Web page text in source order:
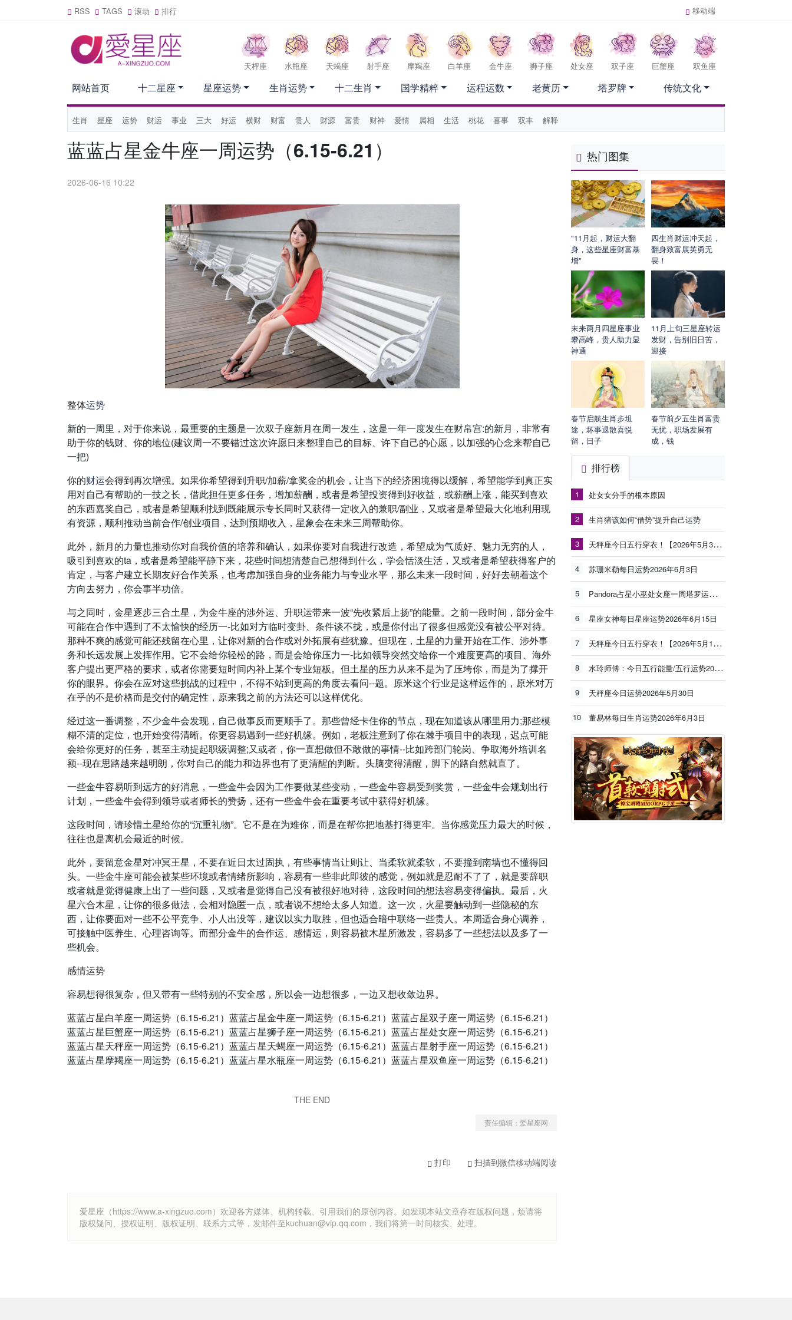
RSS TAGS 滚动 排行 移动端
天枰座 水瓶座 天蝎座 射手座 摩羯座 白羊座 金牛座 狮子座 处女座 双子座 巨蟹座 双鱼座
网站首页
生肖 星座 运势 财运 事业 三大 好运 横财 财富 贵人 财源 富贵 财神 爱情 属相 生活 桃花 喜事 双丰 解释
十二星座 星座运势 生肖运势 十二生肖 国学精粹 运程运数 老黄历 塔罗牌 传统文化
蓝蓝占星金牛座一周运势（6.15-6.21）
2026-06-16 10:22
整体运势
新的一周里，对于你来说，最重要的主题是一次双子座新月在周一发生，这是一年一度发生在财帛宫:的新月，非常有
助于你的钱财、你的地位(建议周一不要错过这次许愿日来整理自己的目标、许下自己的心愿，以加强的心念来帮自己
一把)
你的财运会得到再次增强。如果你希望得到升职/加薪/拿奖金的机会，让当下的经济困境得以缓解，希望能学到真正实
用对自己有帮助的一技之长，借此担任更多任务，增加薪酬，或者是希望投资得到好收益，或薪酬上涨，能买到喜欢
的东西嘉奖自己，或者是希望顺利找到既能展示专长同时又获得一定收入的兼职/副业，又或者是希望最大化地利用现
有资源，顺利推动当前合作/创业项目，达到预期收入，星象会在未来三周帮助你。
此外，新月的力量也推动你对自我价值的培养和确认，如果你要对自我进行改造，希望成为气质好、魅力无穷的人，
吸引到喜欢的ta，或者是希望能平静下来，花些时间想清楚自己想得到什么，学会恬淡生活，又或者是希望获得客户的
肯定，与客户建立长期友好合作关系，也考虑加强自身的业务能力与专业水平，那么未来一段时间，好好去朝着这个
方向去努力，你会事半功倍。
与之同时，金星逐步三合土星，为金牛座的涉外运、升职运带来一波“先收紧后上扬”的能量。之前一段时间，部分金牛
可能在合作中遇到了不太愉快的经历一-比如对方临时变卦、条件谈不拢，或是你付出了很多但感觉没有被公平对待。
那种不爽的感觉可能还残留在心里，让你对新的合作或对外拓展有些犹豫。但现在，土星的力量开始在工作、涉外事
务和长远发展上发挥作用。它不会给你轻松的路，而是会给你压力一-比如领导突然交给你一个难度更高的项目、海外
客户提出更严格的要求，或者你需要短时间内补上某个专业短板。但土星的压力从来不是为了压垮你，而是为了撑开
你的眼界。你会在应对这些挑战的过程中，不得不站到更高的角度去看问--题。原米这个行业是这样运作的，原米对万
在乎的不是价格而是交付的确定性，原来我之前的方法还可以这样优化。
经过这一番调整，不少金牛会发现，自己做事反而更顺手了。那些曾经卡住你的节点，现在知道该从哪里用力;那些模
糊不清的定位，也开始变得清晰。你更容易遇到一些好机缘。例如，老板注意到了你在棘手项目中的表现，迟点可能
会给你更好的任务，甚至主动提起职级调整;又或者，你一直想做但不敢做的事情--比如跨部门轮岗、争取海外培训名
额--现在思路越来越明朗，你对自己的能力和边界也有了更清醒的判断。头脑变得清醒，脚下的路自然就直了。
一些金牛容易听到远方的好消息，一些金牛会因为工作要做某些变动，一些金牛容易受到奖赏，一些金牛会规划出行
计划，一些金牛会得到领导或者师长的赞扬，还有一些金牛会在重要考试中获得好机缘。
这段时间，请珍惜土星给你的“沉重礼物”。它不是在为难你，而是在帮你把地基打得更牢。当你感觉压力最大的时候，
往往也是离机会最近的时候。
此外，要留意金星对冲冥王星，不要在近日太过固执，有些事情当让则让、当柔软就柔软，不要撞到南墙也不懂得回
头。一些金牛座可能会被某些环境或者情绪所影响，容易有一些非此即彼的感觉，例如就是忍耐不了了，就是要辞职
或者就是觉得健康上出了一些问题，又或者是觉得自己没有被很好地对待，这段时间的想法容易变得偏执。最后，火
星六合木星，让你的很多做法，会相对隐匿一点，或者说不想给太多人知道。这一次，火星要触动到一些隐秘的东
西，让你要面对一些不公平竞争、小人出没等，建议以实力取胜，但也适合暗中联络一些贵人。本周适合身心调养，
可接触中医养生、心理咨询等。而部分金牛的合作运、感情运，则容易被木星所激发，容易多了一些想法以及多了一
些机会。
感情运势
容易想得很复杂，但又带有一些特别的不安全感，所以会一边想很多，一边又想收敛边界。
蓝蓝占星白羊座一周运势（6.15-6.21）蓝蓝占星金牛座一周运势（6.15-6.21）蓝蓝占星双子座一周运势（6.15-6.21）
蓝蓝占星巨蟹座一周运势（6.15-6.21）蓝蓝占星狮子座一周运势（6.15-6.21）蓝蓝占星处女座一周运势（6.15-6.21）
蓝蓝占星天秤座一周运势（6.15-6.21）蓝蓝占星天蝎座一周运势（6.15-6.21）蓝蓝占星射手座一周运势（6.15-6.21）
蓝蓝占星摩羯座一周运势（6.15-6.21）蓝蓝占星水瓶座一周运势（6.15-6.21）蓝蓝占星双鱼座一周运势（6.15-6.21）
THE END
责任编辑：爱星座网
打印 扫描到微信移动端阅读
爱星座（https://www.a-xingzuo.com）欢迎各方媒体、机构转载、引用我们的原创内容。如发现本站文章存在版权问题，烦请将
版权疑问、授权证明、版权证明、联系方式等，发邮件至kuchuan@vip.qq.com，我们将第一时间核实、处理。
热门图集
"11月起，财运大翻
身，这些星座财富暴
增"
四生肖财运冲天起，
翻身致富展英勇无
畏！
未来两月四星座事业
攀高峰，贵人助力显
神通
11月上旬三星座转运
发财，告别旧日苦，
迎接
春节启航生肖步坦
途，坏事退散喜悦
留，日子
春节前夕五生肖富贵
无忧，职场发展有
成，钱
排行榜
1 处女女分手的根本原因
2 生肖猪该如何“借势”提升自己运势
3 天秤座今日五行穿衣！【2026年5月30日】
4 苏珊米勒每日运势2026年6月3日
5 Pandora占星小巫处女座一周塔罗运势（6.8-6.14）
6 星座女神每日星座运势2026年6月15日
7 天秤座今日五行穿衣！【2026年5月19日】
8 水玲师傅：今日五行能量/五行运势2026年5月25日
9 天秤座今日运势2026年5月30日
10 董易林每日生肖运势2026年6月3日